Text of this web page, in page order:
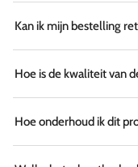
Kan ik mijn bestelling
Hoe is de kwaliteit van
Hoe onderhoud ik dit